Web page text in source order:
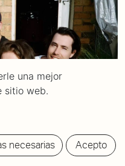
una mejor
sitio web.
necesarias Acepto